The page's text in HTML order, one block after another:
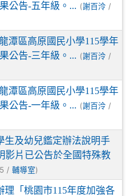
公告-五年級。... (謝百泠 /
潭區高原國民小學115學年
公告-三年級。... (謝百泠 /
潭區高原國民小學115學年
公告-一年級。... (謝百泠 /
生及幼兒鑑定辦法說明手
影片已公告於全國特殊教
/ 輔導室)
理「桃園市115年度加強各